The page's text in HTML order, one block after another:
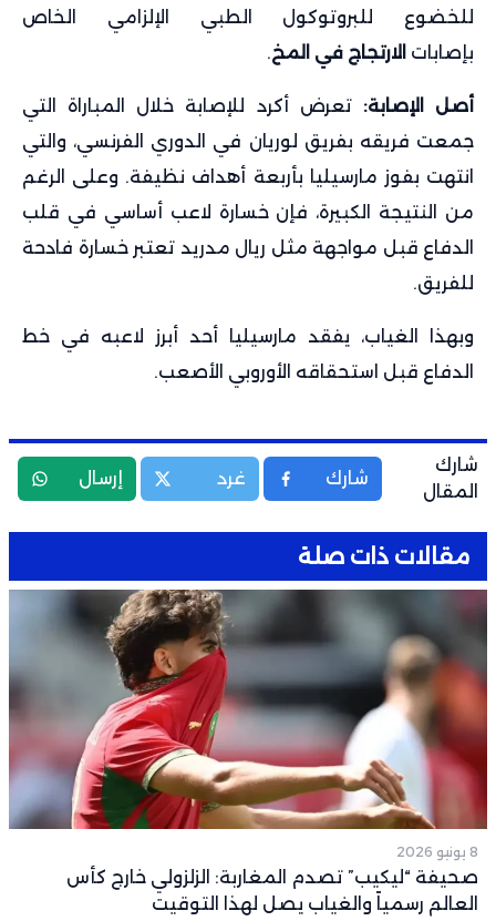
للخضوع للبروتوكول الطبي الإلزامي الخاص
بإصابات الارتجاج في المخ.
أصل الإصابة: تعرض أكرد للإصابة خلال المباراة التي
جمعت فريقه بفريق لوريان في الدوري الفرنسي، والتي
انتهت بفوز مارسيليا بأربعة أهداف نظيفة. وعلى الرغم
من النتيجة الكبيرة، فإن خسارة لاعب أساسي في قلب
الدفاع قبل مواجهة مثل ريال مدريد تعتبر خسارة فادحة
للفريق.
وبهذا الغياب، يفقد مارسيليا أحد أبرز لاعبه في خط
الدفاع قبل استحقاقه الأوروبي الأصعب.
شارك
المقال
شارك غرد إرسال
مقالات ذات صلة
8 يونيو 2026
صحيفة “ليكيب” تصدم المغاربة: الزلزولي خارج كأس
العالم رسمياً والغياب يصل لهذا التوقيت